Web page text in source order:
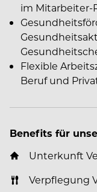
im Mitarbeiter-
Flexible
Beruf und
Benefits für
Unterkunft
Verpflegung